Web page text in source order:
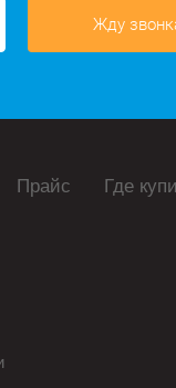
Жду
Прайс Где